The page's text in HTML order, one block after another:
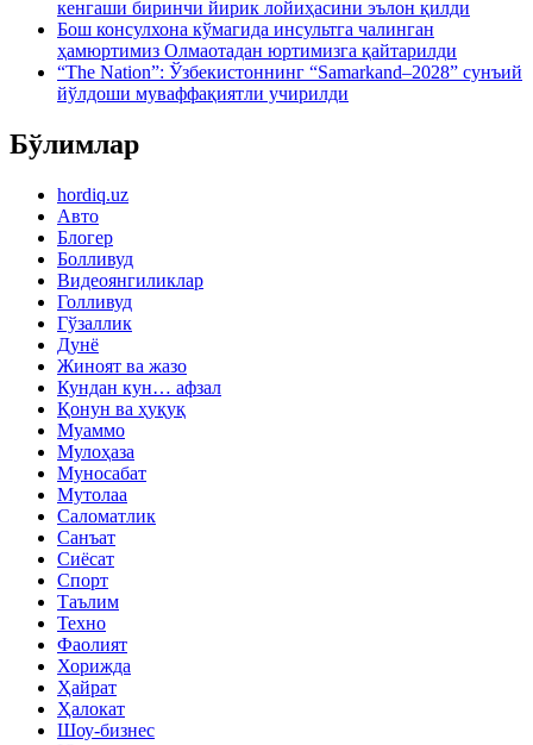
кенгаши биринчи йирик лойиҳасини эълон қилди
Бош консулхона кўмагида инсультга чалинган
ҳамюртимиз Олмаотадан юртимизга қайтарилди
“The Nation”: Ўзбекистоннинг “Samarkand–2028” сунъий
йўлдоши муваффақиятли учирилди
Бўлимлар
hordiq.uz
Авто
Блогер
Болливуд
Видеоянгиликлар
Голливуд
Гўзаллик
Дунё
Жиноят ва жазо
Кундан кун… афзал
Қонун ва ҳуқуқ
Муаммо
Мулоҳаза
Муносабат
Мутолаа
Саломатлик
Санъат
Сиёсат
Спорт
Таълим
Техно
Фаолият
Хорижда
Ҳайрат
Ҳалокат
Шоу-бизнес